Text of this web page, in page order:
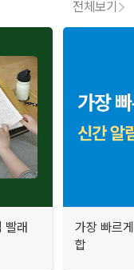
전체보기
빨래
가장 빠르
합